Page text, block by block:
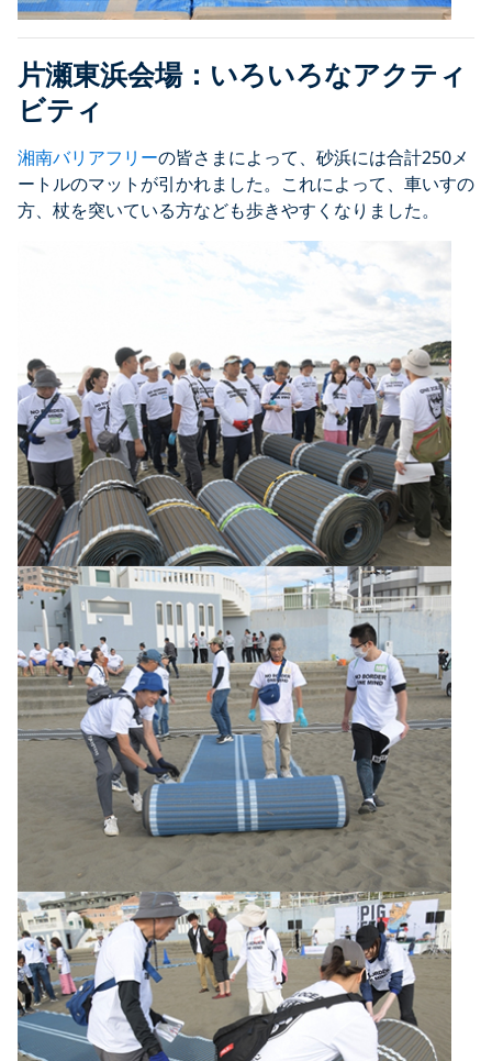
片瀬東浜会場：いろいろなアクティ
ビティ
湘南バリアフリーの皆さまによって、砂浜には合計250メ
ートルのマットが引かれました。これによって、車いすの
方、杖を突いている方なども歩きやすくなりました。